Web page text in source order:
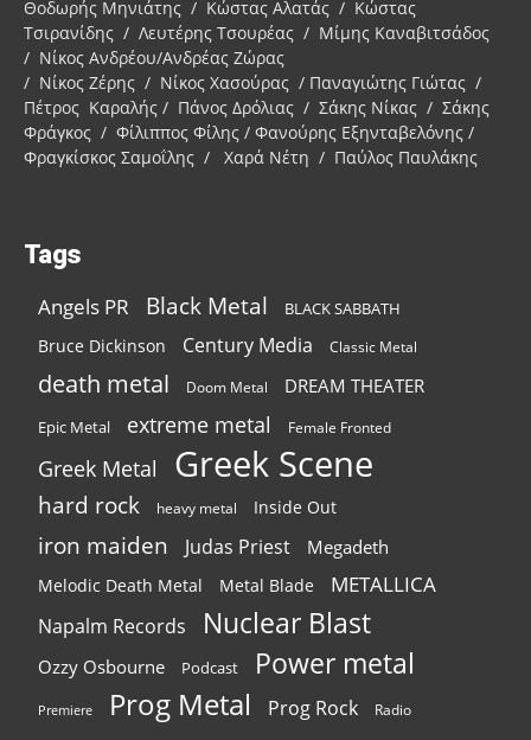
Θοδωρής Μηνιάτης / Κώστας Αλατάς / Κώστας
Τσιρανίδης / Λευτέρης Τσουρέας / Μίμης Καναβιτσάδος
/ Νίκος Ανδρέου/Ανδρέας Ζώρας
/ Νίκος Ζέρης / Νίκος Χασούρας / Παναγιώτης Γιώτας /
Πέτρος Καραλής / Πάνος Δρόλιας / Σάκης Νίκας / Σάκης
Φράγκος / Φίλιππος Φίλης / Φανούρης Εξηνταβελόνης /
Φραγκίσκος Σαμοΐλης / Χαρά Νέτη / Παύλος Παυλάκης
Tags
Angels PR Black Metal BLACK SABBATH
Bruce Dickinson Century Media Classic Metal
death metal Doom Metal DREAM THEATER
Epic Metal extreme metal Female Fronted
Greek Metal Greek Scene
hard rock heavy metal Inside Out
iron maiden Judas Priest Megadeth
Melodic Death Metal Metal Blade METALLICA
Napalm Records Nuclear Blast
Ozzy Osbourne Podcast Power metal
Premiere Prog Metal Prog Rock Radio